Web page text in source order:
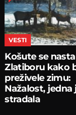
VESTI
Košute se
Zlatiboru kako
preživele zimu:
Nažalost, jedna
stradala